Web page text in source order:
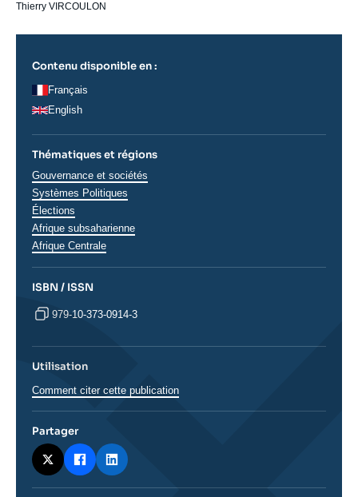
Thierry VIRCOULON
Contenu disponible en :
Français
English
Thématiques et régions
Thématiques
analyses
Gouvernance et sociétés
Systèmes Politiques
Élections
Régions
Afrique subsaharienne
Afrique Centrale
ISBN / ISSN
979-10-373-0914-3
Utilisation
Comment citer cette publication
Partager